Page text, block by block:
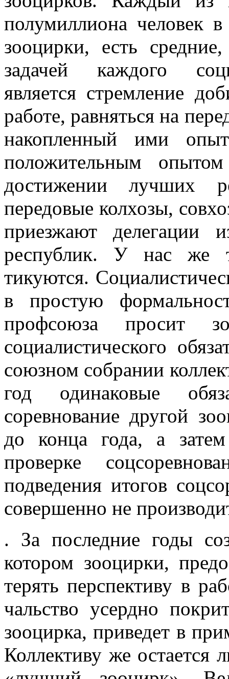
полумиллио­на человек
зооцирки, есть
задачей каждого
является стремление
работе, равняться на
накопленный ими
положительным
достижении лучших
передовые колхозы,
приез­жают делегации
республик. У нас же
тикуются.
в простую
профсоюза просит
социалистичес­кого
союзном собрании
год одинаковые
соревнование другой
до конца года, а
проверке
подведения итогов
совершенно не
. За последние годы
котором зооцирки,
терять перспек­тиву в
чальство усердно
зооцирка, приведет в
Коллективу же